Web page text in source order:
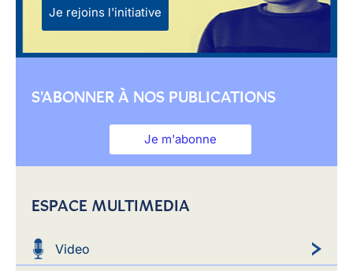
Je rejoins l'initiative
S'ABONNER À NOS PUBLICATIONS
Je m'abonne
ESPACE MULTIMEDIA
Video